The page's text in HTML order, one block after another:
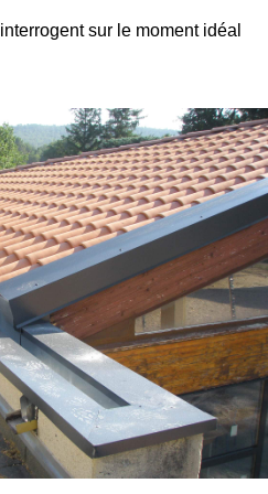
sur le moment idéal